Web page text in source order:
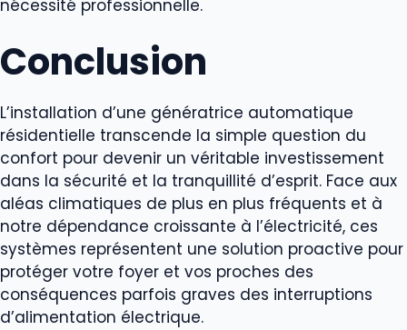
nécessité professionnelle.
Conclusion
L’installation d’une génératrice automatique
résidentielle transcende la simple question du
confort pour devenir un véritable investissement
dans la sécurité et la tranquillité d’esprit. Face aux
aléas climatiques de plus en plus fréquents et à
notre dépendance croissante à l’électricité, ces
systèmes représentent une solution proactive pour
protéger votre foyer et vos proches des
conséquences parfois graves des interruptions
d’alimentation électrique.